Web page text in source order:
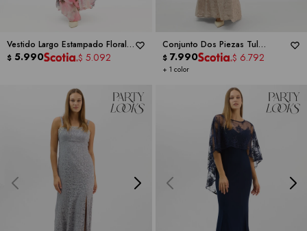
Vestido Largo Estampado Floral -
RM RICHARDS
$ 5.990 $ 5.092
Conjunto Dos Piezas Tul
Bordado -RM RICHARDS
+ 1 color
$ 7.990 $ 6.792